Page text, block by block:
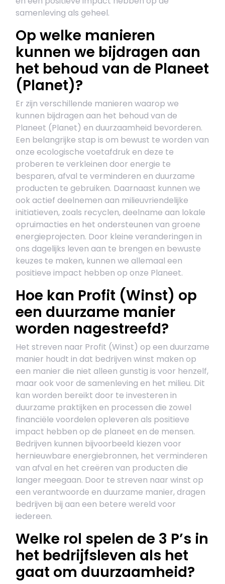
samenleving als geheel.
Op welke manieren
kunnen we bijdragen aan
het behoud van de Planeet
(Planet)?
Er zijn verschillende manieren waarop we
kunnen bijdragen aan het behoud van de
Planeet (Planet) en duurzaamheid bevorderen.
Een belangrijke stap is om bewust te worden van
onze ecologische voetafdruk en deze te
proberen te verkleinen door energie te
besparen, afval te verminderen en duurzame
producten te gebruiken. Daarnaast kunnen we
ook actief deelnemen aan milieuvriendelijke
initiatieven, zoals recyclen, deelname aan lokale
opruimacties en het ondersteunen van groene
energieprojecten. Door kleine veranderingen in
ons dagelijks leven aan te brengen en bewuste
keuzes te maken, kunnen we allemaal een
positieve impact hebben op onze Planeet.
Hoe kan Profit (Winst) op
een duurzame manier
worden nagestreefd?
Het streven naar Profit (Winst) op een duurzame
manier houdt in dat bedrijven winst maken op
een manier die niet alleen gunstig is voor henzelf,
maar ook voor de samenleving en het milieu. Dit
kan worden bereikt door te investeren in
duurzame praktijken en processen die zowel
financiële voordelen opleveren als positieve
impact hebben op de planeet en de mensen.
Bedrijven kunnen bijvoorbeeld kiezen voor
hernieuwbare energiebronnen, het verminderen
van afval en het creëren van producten die
langer meegaan. Door te streven naar winst op
een verantwoorde en duurzame manier, dragen
bedrijven bij aan een betere wereld voor
iedereen.
Welke rol spelen de 3 P’s in
het bedrijfsleven als het
gaat om duurzaamheid?